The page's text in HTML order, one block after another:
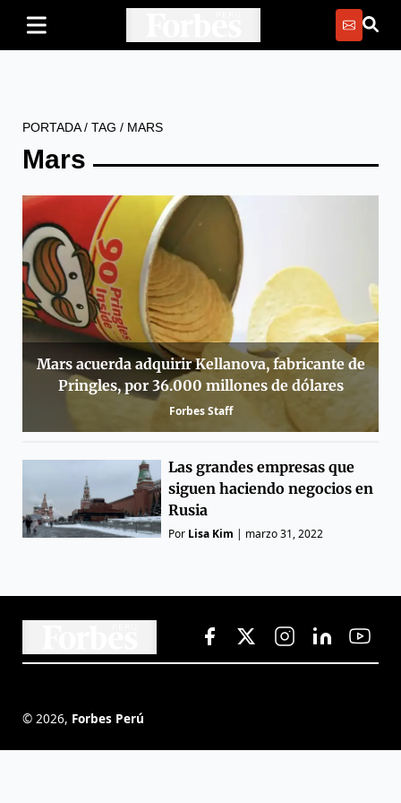
PORTADA/ TAG / MARS
Mars
Mars acuerda adquirir Kellanova, fabricante de
Pringles, por 36.000 millones de dólares
Forbes Staff
Las grandes empresas que
siguen haciendo negocios en
Rusia
Por Lisa Kim | marzo 31, 2022
© 2026, Forbes Perú